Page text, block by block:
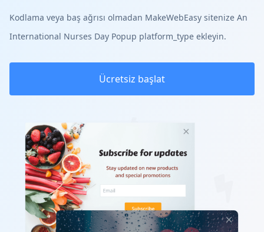
Kodlama veya baş ağrısı olmadan MakeWebEasy sitenize An
International Nurses Day Popup platform_type ekleyin.
Ücretsiz başlat